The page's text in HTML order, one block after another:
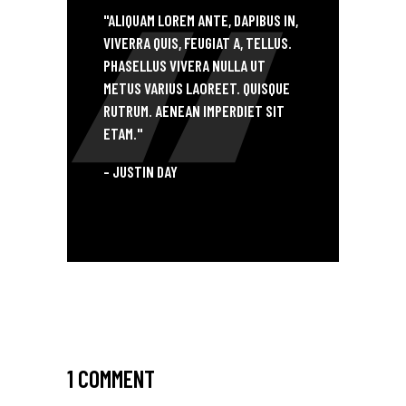
"ALIQUAM LOREM ANTE, DAPIBUS IN,
VIVERRA QUIS, FEUGIAT A, TELLUS.
PHASELLUS VIVERA NULLA UT
METUS VARIUS LAOREET. QUISQUE
RUTRUM. AENEAN IMPERDIET SIT
ETAM."
- JUSTIN DAY
1 COMMENT